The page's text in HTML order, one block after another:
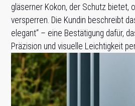
gläserner Kokon, der Schutz bietet,
versperren. Die Kundin beschreibt
elegant“ – eine Bestätigung dafür,
Präzision und visuelle Leichtigkeit